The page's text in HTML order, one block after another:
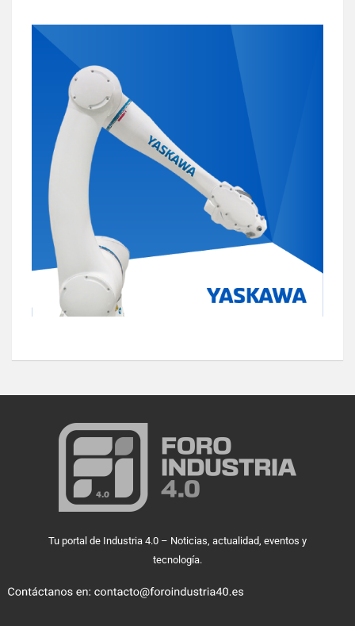
Tu portal de Industria 4.0 – Noticias, actualidad, eventos y
tecnología.